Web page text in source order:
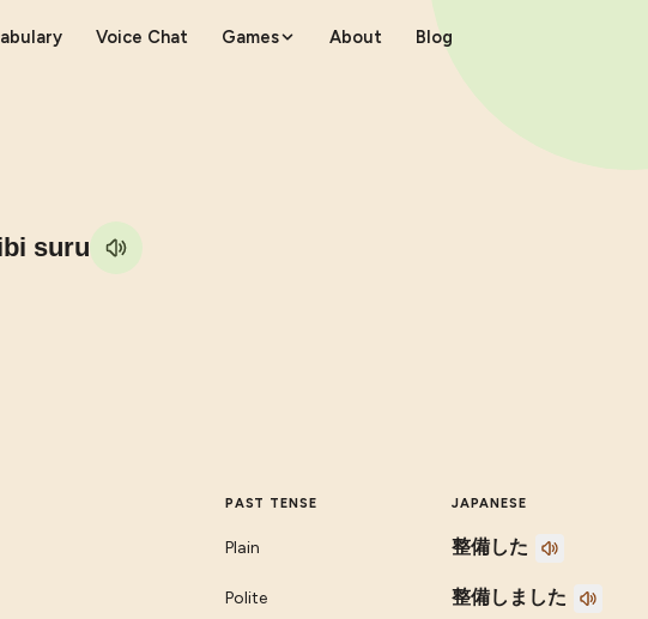
Voice Chat Games About Blog
suru
PAST TENSE JAPANESE
Plain 整備した
Polite 整備しました